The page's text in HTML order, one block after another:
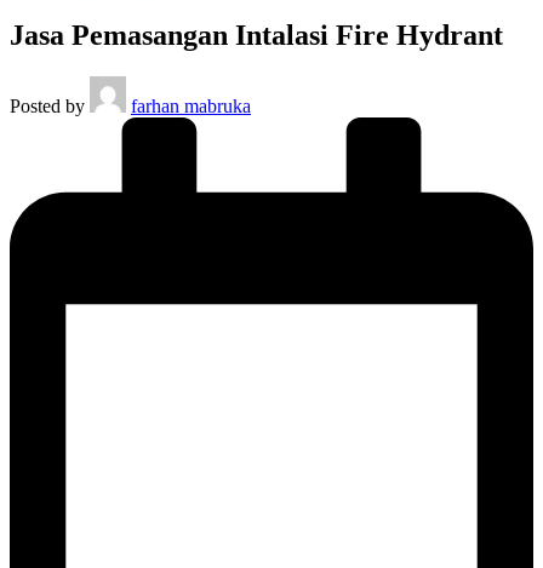
Jasa Pemasangan Intalasi Fire Hydrant
Posted by farhan mabruka